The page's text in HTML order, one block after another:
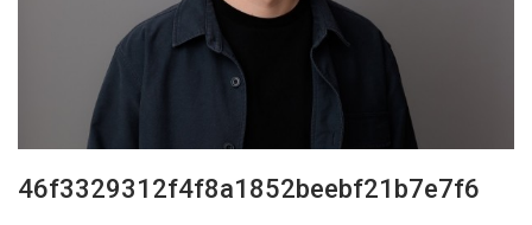
46f3329312f4f8a1852beebf21b7e7f6